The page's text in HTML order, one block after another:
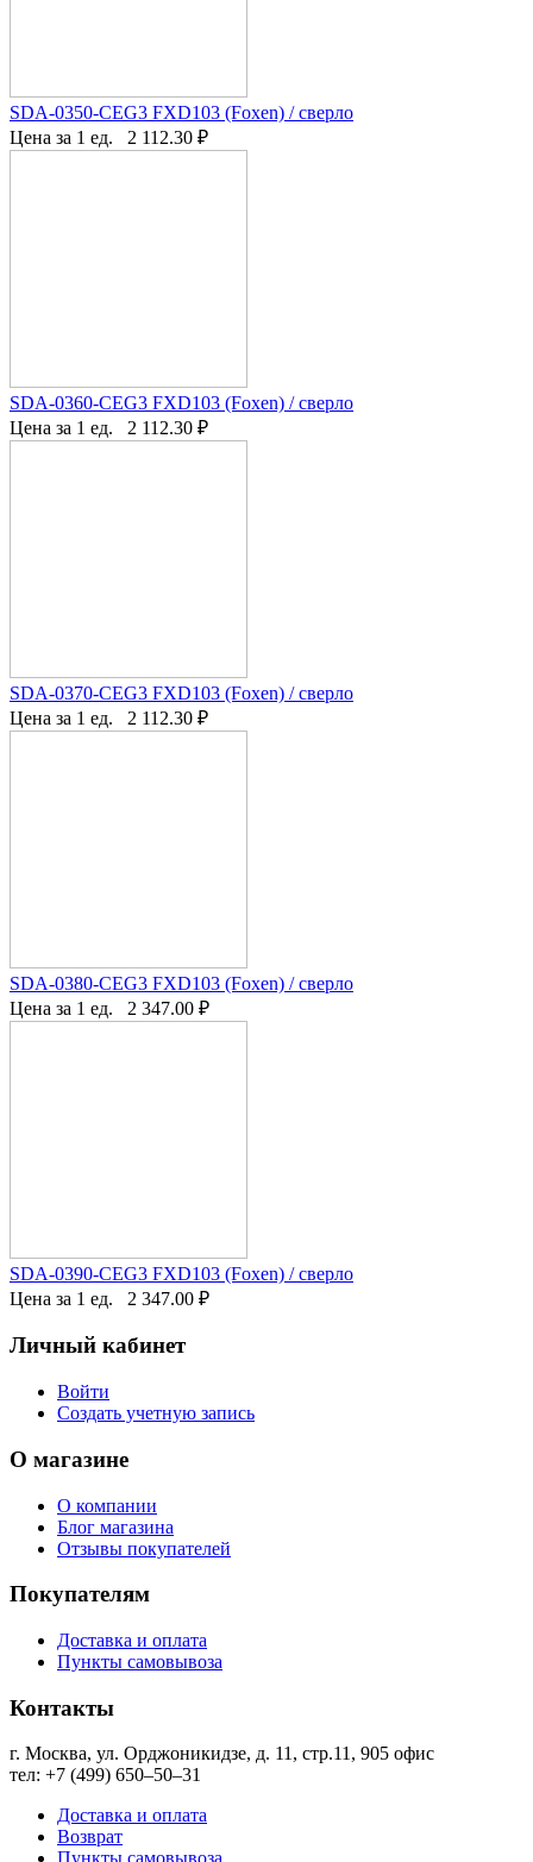
SDA-0350-CEG3 FXD103 (Foxen) / сверло
Цена за 1 ед.
2 112.30 ₽
SDA-0360-CEG3 FXD103 (Foxen) / сверло
Цена за 1 ед.
2 112.30 ₽
SDA-0370-CEG3 FXD103 (Foxen) / сверло
Цена за 1 ед.
2 112.30 ₽
SDA-0380-CEG3 FXD103 (Foxen) / сверло
Цена за 1 ед.
2 347.00 ₽
SDA-0390-CEG3 FXD103 (Foxen) / сверло
Цена за 1 ед.
2 347.00 ₽
Личный кабинет
Войти
Создать учетную запись
О магазине
О компании
Блог магазина
Отзывы покупателей
Покупателям
Доставка и оплата
Пункты самовывоза
Контакты
г. Москва, ул. Орджоникидзе, д. 11, стр.11, ​905 офис
тел: +7 (499) 650‒50‒31
Доставка и оплата
Возврат